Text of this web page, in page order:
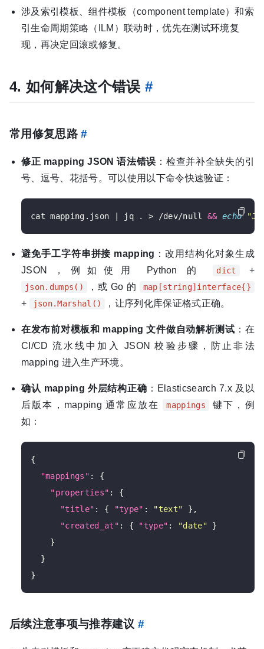
涉及索引模板、组件模板（component template）和索
引生命周期策略（ILM）联动时，优先在测试环境复
现，再决定回滚或修复。
4. 如何解决这个错误 #
常用修复思路#
修正 mapping JSON 语法错误 ：检查并补全缺失的引
号、逗号、花括号。可以使用以下命令快速验证：
cat mapping.json | jq . > /dev/null && echo
避免手工字符串拼接 mapping ：改用结构化对象生成
JSON，例如使用 Python 的
dict +
json.dumps() ，或 Go 的 map[string]interface{}
+ json.Marshal() ，让序列化库保证格式正确。
在发布前对模板和 mapping 文件做自动解析测试 ：在
CI/CD 流水线中加入 JSON 校验步骤，防止非法
mapping 进入生产环境。
确认 mapping 外层结构正确 ：Elasticsearch 7.x 及以
后版本，mapping 通常应放在
mappings
键下，例
如：
{
"mappings" : {
"properties" : {
"title" : { "type" : "text" },
"created_at" : { "type" : "date" }
    }
  }
后续注意事项与推荐建议 #